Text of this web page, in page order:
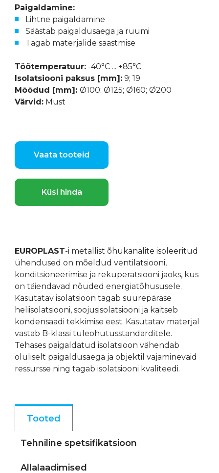
Paigaldamine:
Lihtne paigaldamine
Säästab paigaldusaega ja ruumi
Tagab materjalide säästmise
Töötemperatuur: -40°C ... +85°C
Isolatsiooni paksus [mm]: 9; 19
Mõõdud [mm]: Ø100; Ø125; Ø160; Ø200
Värvid: Must
Vaata tooteid
Küsi hinda
EUROPLAST-i metallist õhukanalite isoleeritud
ühendused on mõeldud ventilatsiooni,
konditsioneerimise ja rekuperatsiooni jaoks, kus
on täiendavad nõuded energiatõhususele.
Kasutatav isolatsioon tagab suurepärase
heliisolatsiooni, soojusisolatsiooni ja kaitseb
kondensaadi tekkimise eest. Kasutatav materjal
vastab B-klassi tuleohutusstandarditele.
Tehases paigaldatud isolatsioon vähendab
oluliselt paigaldusaega ja objektil vajaminevaid
ressursse ning tagab isolatsiooni kvaliteedi.
Tooted
Tehniline spetsifikatsioon
Allalaadimised